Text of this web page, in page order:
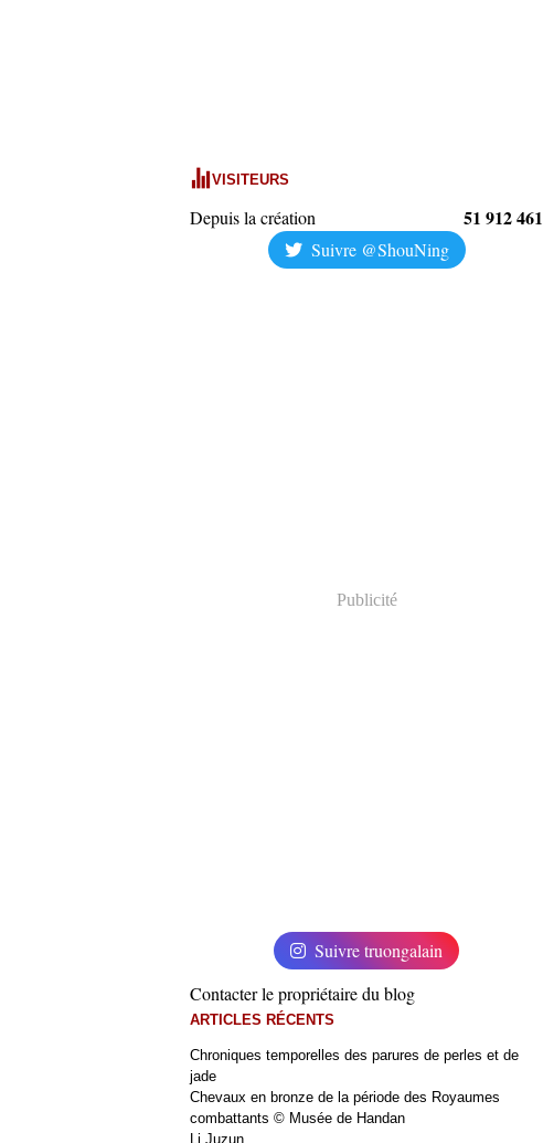
VISITEURS
Depuis la création 51 912 461
Suivre @ShouNing
Publicité
Suivre truongalain
Contacter le propriétaire du blog
ARTICLES RÉCENTS
Chroniques temporelles des parures de perles et de
jade
Chevaux en bronze de la période des Royaumes
combattants © Musée de Handan
Li Juzun